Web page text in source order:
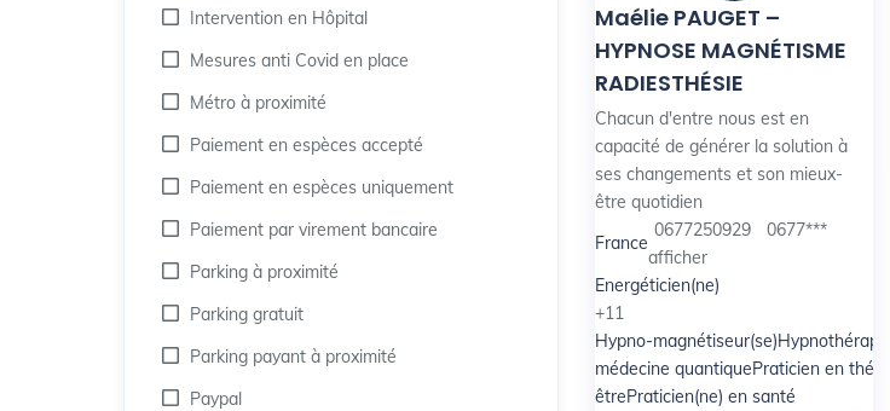
Intervention en Hôpital
Mesures anti Covid en place
Métro à proximité
Paiement en espèces accepté
Paiement en espèces uniquement
Paiement par virement bancaire
Parking à proximité
Parking gratuit
Parking payant à proximité
Paypal
Maélie PAUGET –
HYPNOSE MAGNÉTISME
RADIESTHÉSIE
Chacun d'entre nous est en
capacité de générer la solution à
ses changements et son mieux-
être quotidien
France
0677250929
0677***
afficher
Energéticien(ne)
+11
Hypno-magnétiseur(se)
médecine quantiquePraticien en
êtrePraticien(ne) en santé